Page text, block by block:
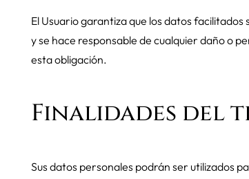
El Usuario garantiza que los datos
y se hace responsable de cualquier daño o
esta obligación.
Finalidades del
Sus datos personales podrán ser utilizados